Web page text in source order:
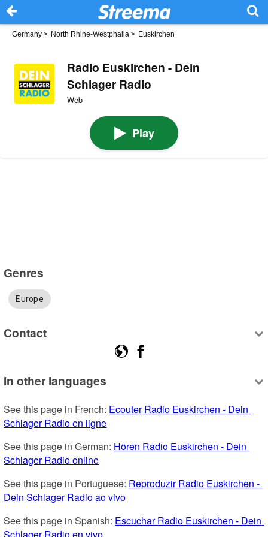
Germany > North Rhine-Westphalia > Euskirchen
Radio Euskirchen - Dein
Schlager Radio
Web
Play
Genres
Europe
Contact
In other languages
See this page in French: Ecouter Radio Euskirchen - Dein
Schlager Radio en ligne
See this page in German: Hören Radio Euskirchen - Dein
Schlager Radio online
See this page in Portuguese: Reproduzir Radio Euskirchen -
Dein Schlager Radio ao vivo
See this page in Spanish: Escuchar Radio Euskirchen - Dein
Schlager Radio en vivo